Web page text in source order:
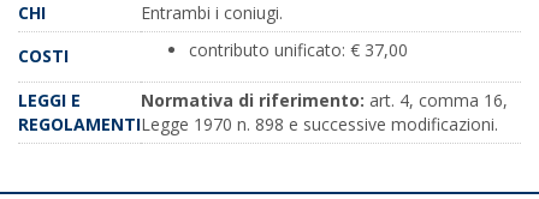
CHI
Entrambi i coniugi.
COSTI
contributo unificato: € 37,00
LEGGI E
REGOLAMENTI
Normativa di riferimento: art. 4, comma 16,
Legge 1970 n. 898 e successive modificazioni.